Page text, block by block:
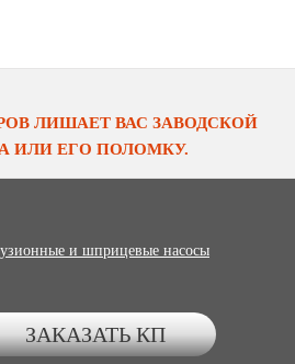
ЛИШАЕТ ВАС ЗАВОДСКОЙ
ИЛИ ЕГО ПОЛОМКУ.
и шприцевые насосы
ЗАКАЗАТЬ КП